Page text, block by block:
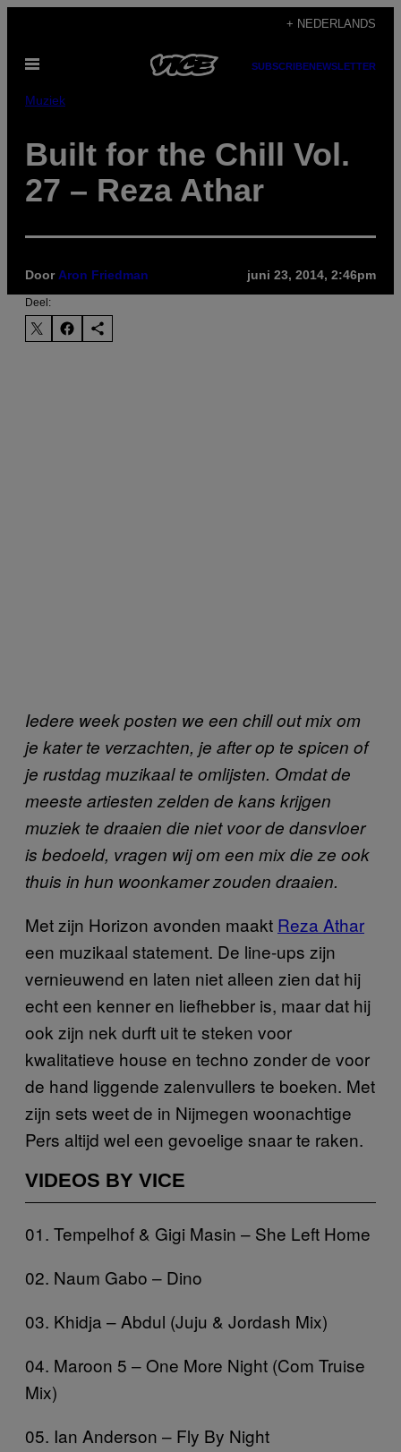
de
inhoud
+ NEDERLANDS
Open
SUBSCRIBENEWSLETTER
Muziek
Built for the Chill Vol.
27 – Reza Athar
Door Aron Friedman juni 23, 2014, 2:46pm
Deel:
Iedere week posten we een chill out mix om
je kater te verzachten, je after op te spicen of
je rustdag muzikaal te omlijsten. Omdat de
meeste artiesten zelden de kans krijgen
muziek te draaien die niet voor de dansvloer
is bedoeld, vragen wij om een mix die ze ook
thuis in hun woonkamer zouden draaien.
Met zijn Horizon avonden maakt Reza Athar
een muzikaal statement. De line-ups zijn
vernieuwend en laten niet alleen zien dat hij
echt een kenner en liefhebber is, maar dat hij
ook zijn nek durft uit te steken voor
kwalitatieve house en techno zonder de voor
de hand liggende zalenvullers te boeken. Met
zijn sets weet de in Nijmegen woonachtige
Pers altijd wel een gevoelige snaar te raken.
VIDEOS BY VICE
01. Tempelhof & Gigi Masin – She Left Home
02. Naum Gabo – Dino
03. Khidja – Abdul (Juju & Jordash Mix)
04. Maroon 5 – One More Night (Com Truise
Mix)
05. Ian Anderson – Fly By Night